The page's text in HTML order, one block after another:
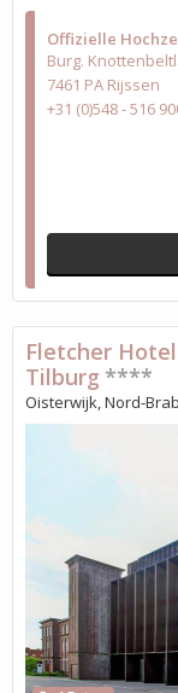
Offizielle
Burg.
7461 PA Rijssen
+31 (0)548 - 516
Fletcher
Tilburg ****
Oisterwijk, Nord-